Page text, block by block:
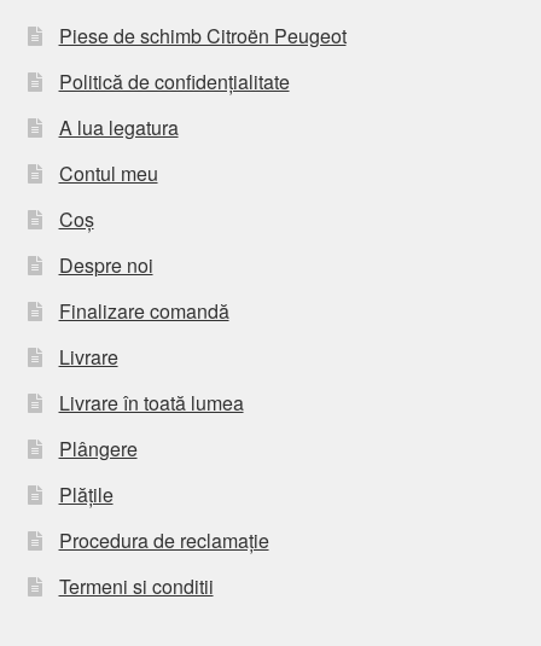
Piese de schimb Citroën Peugeot
Politică de confidențialitate
A lua legatura
Contul meu
Coș
Despre noi
Finalizare comandă
Livrare
Livrare în toată lumea
Plângere
Plățile
Procedura de reclamație
Termeni si conditii